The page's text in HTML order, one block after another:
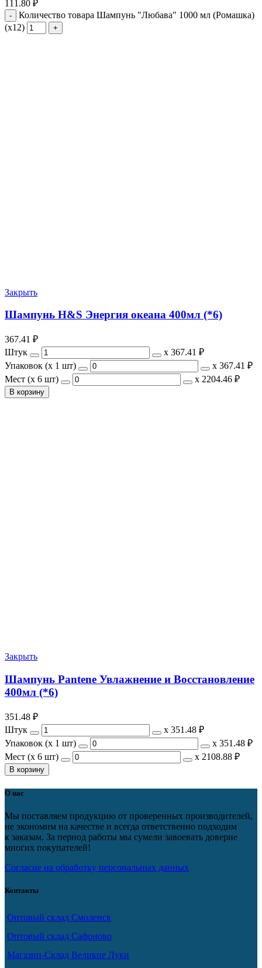
111.80 ₽
Количество товара Шампунь "Любава" 1000 мл (Ромашка)
(х12)
Закрыть
Шампунь H&S Энергия океана 400мл (*6)
367.41 ₽
Штук
х 367.41 ₽
Упаковок (x 1 шт)
х 367.41 ₽
Мест (x 6 шт)
х 2204.46 ₽
В корзину
Закрыть
Шампунь Pantene Увлажнение и Восстановление
400мл (*6)
351.48 ₽
Штук
х 351.48 ₽
Упаковок (x 1 шт)
х 351.48 ₽
Мест (x 6 шт)
х 2108.88 ₽
В корзину
О нас
Мы поставляем продукцию от проверенных производителей,
не экономим на качестве и всегда ответственно подходим
к заказам. За период работы мы сумели завоевать доверие
многих покупателей!
Согласие на обработку персональных данных
Контакты
Оптовый склад Смоленск
Оптовый склад Сафоново
Магазин-Склад Великие Луки